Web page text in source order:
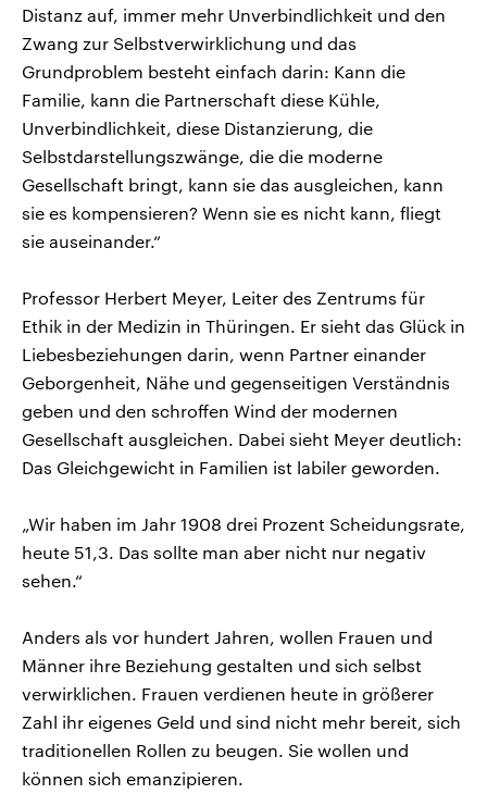
Distanz auf, immer mehr Unverbindlichkeit und den
Zwang zur Selbstverwirklichung und das
Grundproblem besteht einfach darin: Kann die
Familie, kann die Partnerschaft diese Kühle,
Unverbindlichkeit, diese Distanzierung, die
Selbstdarstellungszwänge, die die moderne
Gesellschaft bringt, kann sie das ausgleichen, kann
sie es kompensieren? Wenn sie es nicht kann, fliegt
sie auseinander.“
Professor Herbert Meyer, Leiter des Zentrums für
Ethik in der Medizin in Thüringen. Er sieht das Glück in
Liebesbeziehungen darin, wenn Partner einander
Geborgenheit, Nähe und gegenseitigen Verständnis
geben und den schroffen Wind der modernen
Gesellschaft ausgleichen. Dabei sieht Meyer deutlich:
Das Gleichgewicht in Familien ist labiler geworden.
„Wir haben im Jahr 1908 drei Prozent Scheidungsrate,
heute 51,3. Das sollte man aber nicht nur negativ
sehen.“
Anders als vor hundert Jahren, wollen Frauen und
Männer ihre Beziehung gestalten und sich selbst
verwirklichen. Frauen verdienen heute in größerer
Zahl ihr eigenes Geld und sind nicht mehr bereit, sich
traditionellen Rollen zu beugen. Sie wollen und
können sich emanzipieren.